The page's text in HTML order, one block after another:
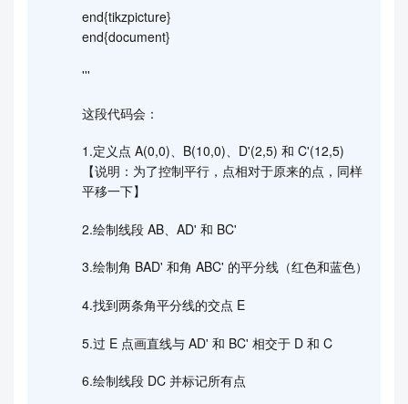
end{tikzpicture}
end{document}
'''
这段代码会：
1.定义点 A(0,0)、B(10,0)、D'(2,5) 和 C'(12,5)
【说明：为了控制平行，点相对于原来的点，同样
平移一下】
2.绘制线段 AB、AD' 和 BC'
3.绘制角 BAD' 和角 ABC' 的平分线（红色和蓝色）
4.找到两条角平分线的交点 E
5.过 E 点画直线与 AD' 和 BC' 相交于 D 和 C
6.绘制线段 DC 并标记所有点